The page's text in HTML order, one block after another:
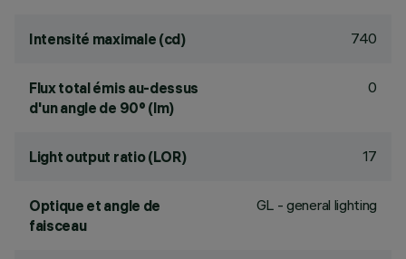
Intensité maximale (cd) 740
Flux total émis au-dessus
d'un angle de 90° (lm)
0
Light output ratio (LOR) 17
Optique et angle de
faisceau
GL - general lighting